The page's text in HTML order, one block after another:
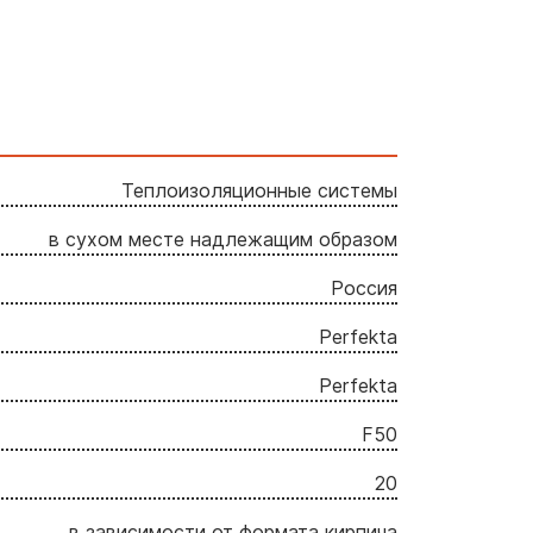
Теплоизоляционные системы
в сухом месте надлежащим образом
Россия
Perfekta
Perfekta
F50
20